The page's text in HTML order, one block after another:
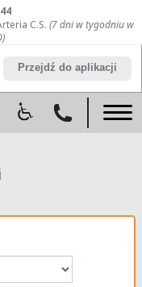
C.S. (7 dni w tygodniu w
Przejdź do aplikacji